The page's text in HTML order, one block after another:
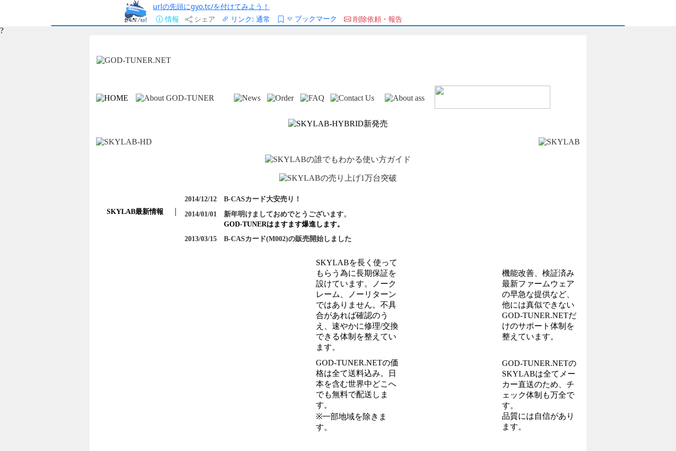
urlの先頭にgyo.tc/を付けてみよう！
情報
シェア リンク: 通常 ブックマーク 削除依頼・報告